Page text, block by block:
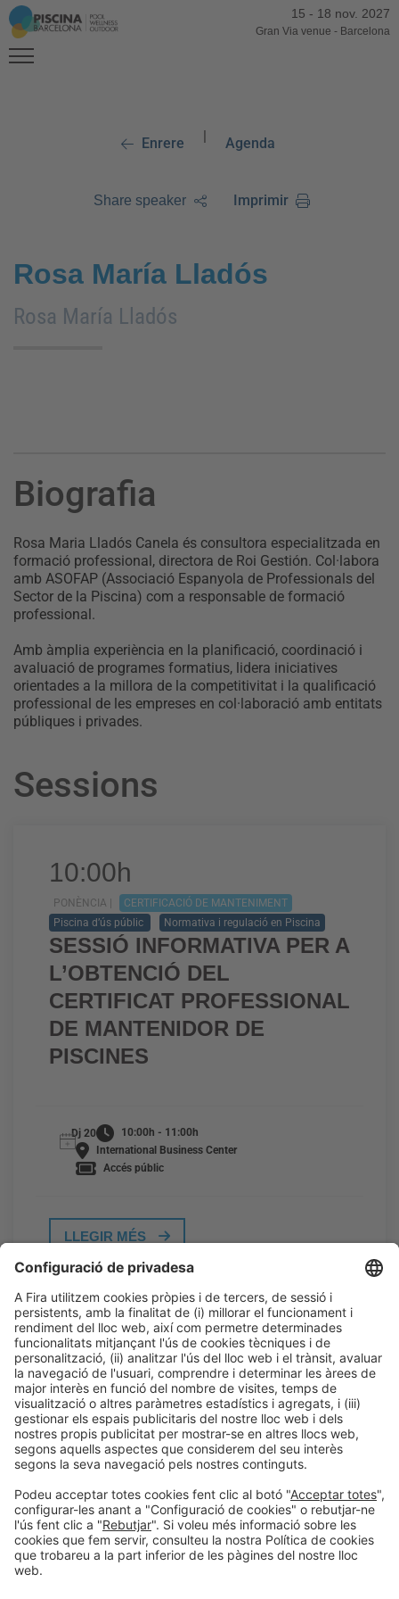
15 - 18 nov. 2027
Gran Via venue - Barcelona
Enrere | Agenda
Share speaker Imprimir
Rosa María Lladós
Rosa María Lladós
Biografia
Rosa Maria Lladós Canela és consultora especialitzada en
formació professional, directora de Roi Gestión. Col·labora
amb ASOFAP (Associació Espanyola de Professionals del
Sector de la Piscina) com a responsable de formació
professional.
Amb àmplia experiència en la planificació, coordinació i
avaluació de programes formatius, lidera iniciatives
orientades a la millora de la competitivitat i la qualificació
professional de les empreses en col·laboració amb entitats
públiques i privades.
Sessions
10:00h
PONÈNCIA |
CERTIFICACIÓ DE MANTENIMENT
Piscina d’ús públic
Normativa i regulació en Piscina
SESSIÓ INFORMATIVA PER A
L’OBTENCIÓ DEL
CERTIFICAT PROFESSIONAL
DE MANTENIDOR DE
PISCINES
Dj 20
10:00h - 11:00h
International Business Center
Accés públic
LLEGIR MÉS
Informació generalAvís legalPolítica de privacitat
Política de cookies
#PISCINABARCELONA